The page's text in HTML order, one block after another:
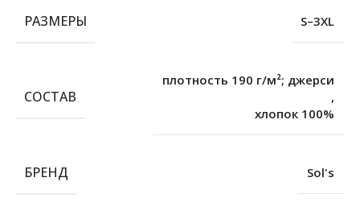
РАЗМЕРЫ S–3XL
СОСТАВ
плотность 190 г/м²; джерси
,
хлопок 100%
БРЕНД Sol's